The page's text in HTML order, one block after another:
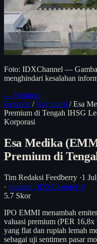
Foto: IDXChannel —
menghindari kesalahan
← Kembali
Beranda / Korporasi / Esa
Premium di Tengah IHSG
Korporasi
Esa Medika
Premium di
Tim Redaksi Feedberry ·1
· Sumber: IDXChannel ↗
5.7 Skor
IPO EMMI menambah
valuasi premium (PER
yang flat dan rupiah lemah
sebagai uji sentimen pasar